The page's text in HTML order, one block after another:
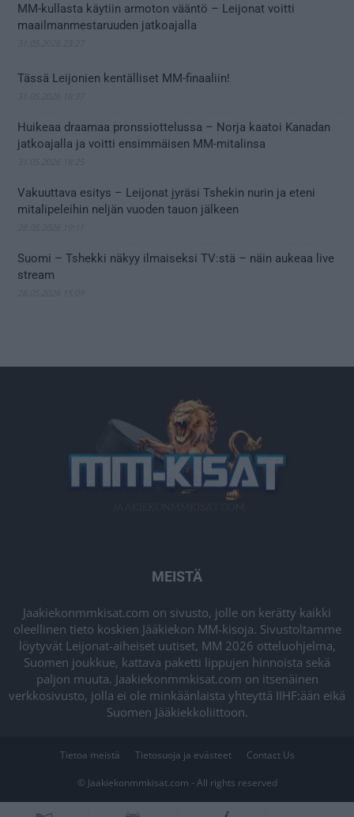
MM-kullasta käytiin armoton vääntö – Leijonat voitti
maailmanmestaruuden jatkoajalla
Tässä Leijonien kentälliset MM-finaaliin!
Huikeaa draamaa pronssiottelussa – Norja kaatoi Kanadan
jatkoajalla ja voitti ensimmäisen MM-mitalinsa
Vakuuttava esitys – Leijonat jyräsi Tshekin nurin ja eteni
mitalipeleihin neljän vuoden tauon jälkeen
Suomi – Tshekki näkyy ilmaiseksi TV:stä – näin aukeaa live
stream
MEISTÄ
Jaakiekonmmkisat.com on sivusto, jolle on kerätty kaikki
oleellinen tieto koskien Jääkiekon MM-kisoja. Sivustoltamme
löytyvät Leijonat-aiheiset uutiset, MM 2026 otteluohjelma,
Suomen joukkue, kattava paketti lippujen hinnoista sekä
paljon muuta. Jaakiekonmmkisat.com on itsenäinen
verkkosivusto, jolla ei ole minkäänlaista yhteyttä IIHF:ään eikä
Suomen Jääkiekkoliittoon.
Tietoa meistä Tietosuoja ja evästeet Contact Us
© Jaakiekonmmkisat.com - All rights reserved